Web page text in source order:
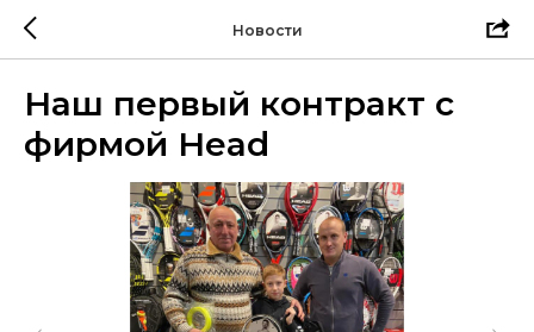
Новости
Наш первый контракт с
фирмой Head